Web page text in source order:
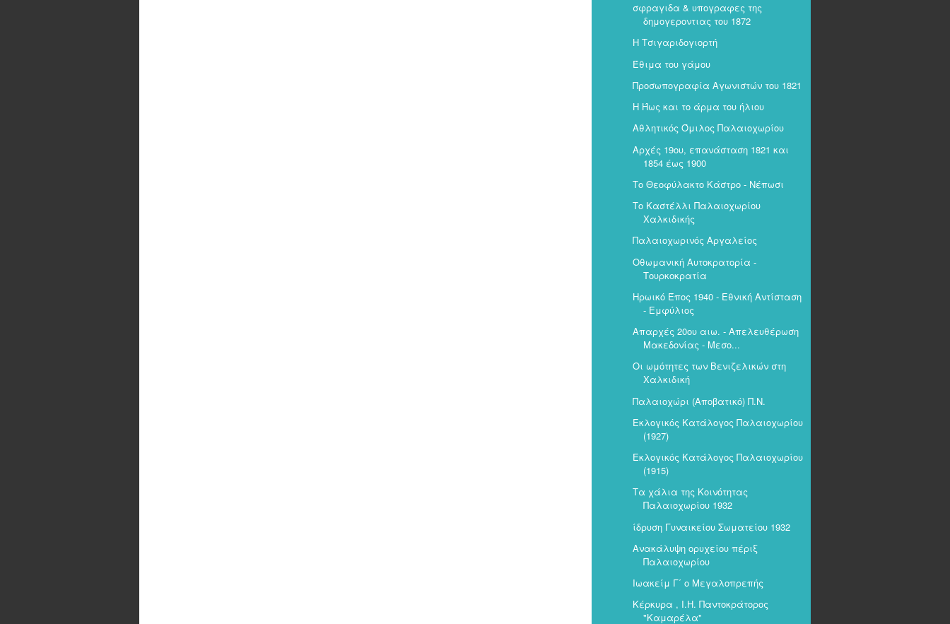
σφραγιδα & υπογραφες της
δημογεροντιας του 1872
Η Τσιγαριδογιορτή
Έθιμα του γάμου
Προσωπογραφία Αγωνιστών του 1821
Η Ήως και το άρμα του ήλιου
Αθλητικός Όμιλος Παλαιοχωρίου
Αρχές 19ου, επανάσταση 1821 και
1854 έως 1900
Το Θεοφύλακτο Κάστρο - Νέπωσι
Το Καστέλλι Παλαιοχωρίου
Χαλκιδικής
Παλαιοχωρινός Αργαλείος
Οθωμανική Αυτοκρατορία -
Τουρκοκρατία
Ηρωικό Έπος 1940 - Εθνική Αντίσταση
- Εμφύλιος
Απαρχές 20ου αιω. - Απελευθέρωση
Μακεδονίας - Μεσο...
Οι ωμότητες των Βενιζελικών στη
Χαλκιδική
Παλαιοχώρι (Αποβατικό) Π.Ν.
Εκλογικός Κατάλογος Παλαιοχωρίου
(1927)
Εκλογικός Κατάλογος Παλαιοχωρίου
(1915)
Τα χάλια της Κοινότητας
Παλαιοχωρίου 1932
ίδρυση Γυναικείου Σωματείου 1932
Ανακάλυψη ορυχείου πέριξ
Παλαιοχωρίου
Ιωακείμ Γ΄ ο Μεγαλοπρεπής
Κέρκυρα , Ι.Η. Παντοκράτορος
"Καμαρέλα"